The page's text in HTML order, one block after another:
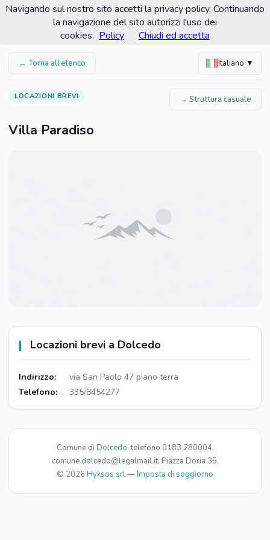
Comune di Dolcedo
Portale turistico ufficiale
← Torna all'elenco Italiano ▼
LOCAZIONI BREVI → Struttura casuale
Villa Paradiso
Locazioni brevi a Dolcedo
Indirizzo:
via San Paolo 47 piano terra
Telefono:
335/8454277
Comune di Dolcedo, telefono 0183 280004,
comune.dolcedo@legalmail.it, Piazza Doria 35.
© 2026 Hyksos srl—Imposta di soggiorno
Navigando sul nostro sito accetti la privacy policy. Continuando
la navigazione del sito autorizzi l'uso dei
cookies. Policy Chiudi ed accetta